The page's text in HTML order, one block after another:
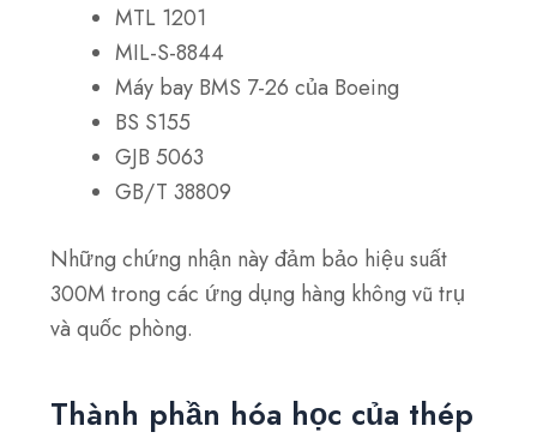
MTL 1201
MIL-S-8844
Máy bay BMS 7-26 của Boeing
BS S155
GJB 5063
GB/T 38809
Những chứng nhận này đảm bảo hiệu suất
300M trong các ứng dụng hàng không vũ trụ
và quốc phòng.
Thành phần hóa học của thép